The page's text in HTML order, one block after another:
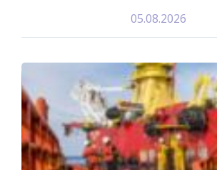
05.08.2026